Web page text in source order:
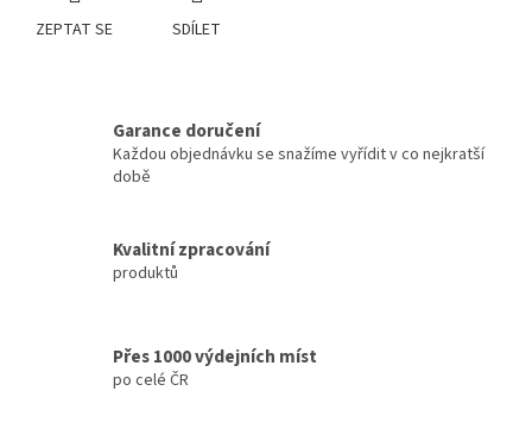
ZEPTAT SE SDÍLET
Garance doručení
Každou objednávku se snažíme vyřídit v co nejkratší
době
Kvalitní zpracování
produktů
Přes 1000 výdejních míst
po celé ČR